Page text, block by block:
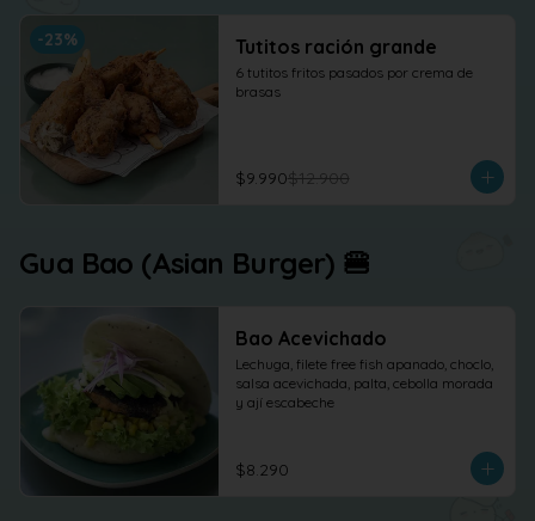
-23% Tutitos ración grande
6 tutitos fritos pasados por crema de
brasas
$9.990$12.900
Gua Bao (Asian Burger) 🍔
Bao Acevichado
Lechuga, filete free fish apanado, choclo,
salsa acevichada, palta, cebolla morada
y ají escabeche
$8.290